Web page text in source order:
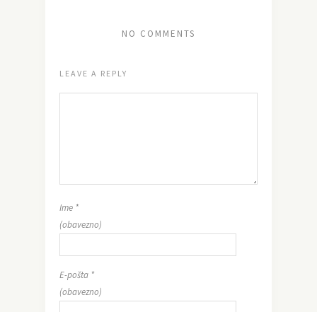
NO COMMENTS
LEAVE A REPLY
Ime *
(obavezno)
E-pošta *
(obavezno)